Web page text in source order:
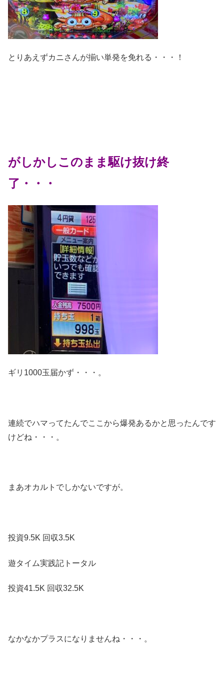
とりあえずカニさんが揃い単発を免れる・・・！
がしかしこのまま駆け抜け終
了・・・
ギリ1000玉届かず・・・。
連続でハマってたんでここから爆発あるかと思ったんです
けどね・・・。
まあオカルトでしかないですが。
投資9.5K 回収3.5K
遊タイム実践記トータル
投資41.5K 回収32.5K
なかなかプラスになりませんね・・・。